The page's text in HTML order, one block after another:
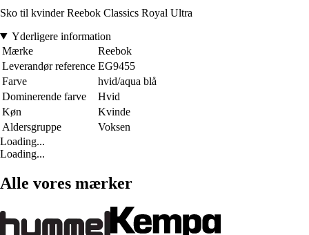
Sko til kvinder Reebok Classics Royal Ultra
Yderligere information
Mærke
Reebok
Leverandør reference EG9455
Farve
hvid/aqua blå
Dominerende farve
Hvid
Køn
Kvinde
Aldersgruppe
Voksen
Loading...
Loading...
Alle vores mærker